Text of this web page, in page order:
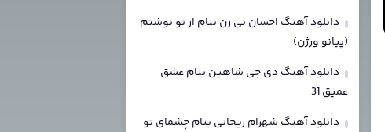
دانلود آهنگ احسان نی زن بنام از تو نوشتم
(پیانو ورژن)
دانلود آهنگ دی جی شاهین بنام عشق
عمیق 31
دانلود آهنگ شهرام ریحانی بنام چشمای تو